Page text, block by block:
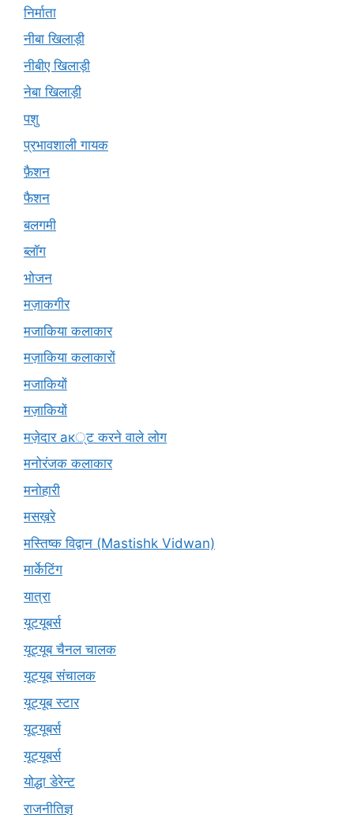
निर्माता
नीबा खिलाड़ी
नीबीए खिलाड़ी
नेबा खिलाड़ी
पशु
प्रभावशाली गायक
फ़ैशन
फैशन
बलगमी
ब्लॉग
भोजन
मज़ाकगीर
मजाकिया कलाकार
मज़ाकिया कलाकारों
मजाकियों
मज़ाकियों
मज़ेदार ак्ट करने वाले लोग
मनोरंजक कलाकार
मनोहारी
मसख़रे
मस्तिष्क विद्वान (Mastishk Vidwan)
मार्केटिंग
यात्रा
यूटयूबर्स
यूट्यूब चैनल चालक
यूट्यूब संचालक
यूट्यूब स्टार
यूट्यूबर्स
यूट्‍यूबर्स
योद्धा डेरेन्ट
राजनीतिज्ञ